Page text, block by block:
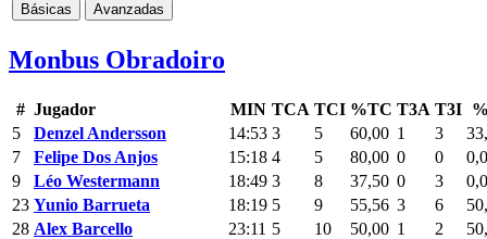
Básicas Avanzadas
Monbus Obradoiro
# Jugador MIN TCA TCI %TC T3A T3I
5
Denzel Andersson 14:53 3 5 60,00 1 3
7
Felipe Dos Anjos 15:18 4 5 80,00 0 0
0,0
9
Léo Westermann 18:49 3 8 37,50 0 3
23 Yunio Barrueta 18:19 5 9 55,56 3 6
28 Alex Barcello 23:11 5 10 50,00 1 2